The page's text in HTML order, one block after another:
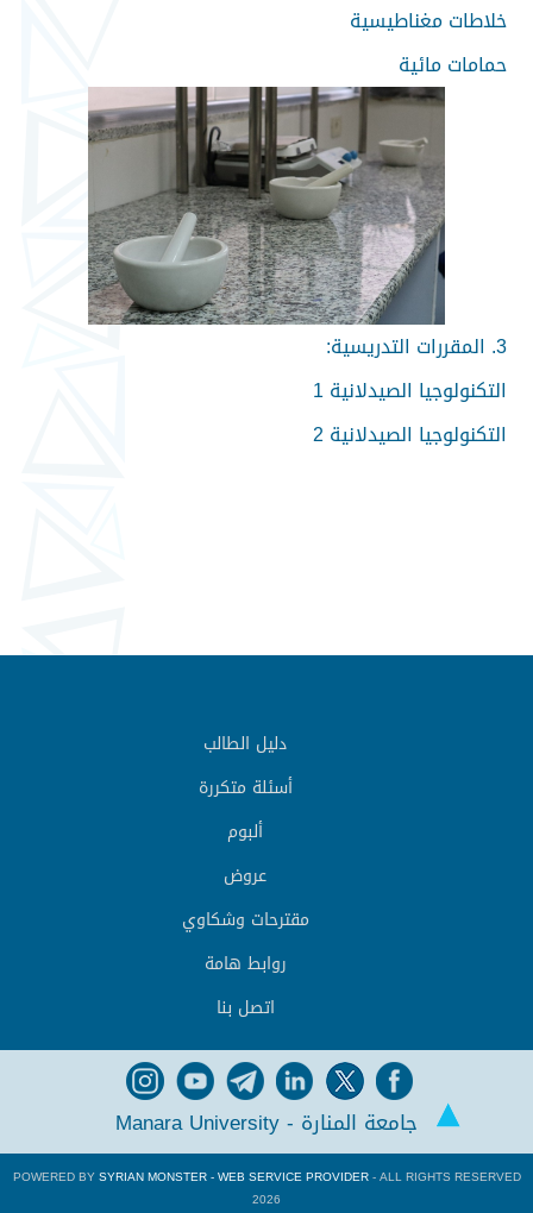
خلاطات مغناطيسية
حمامات مائية
3. المقررات التدريسية:
التكنولوجيا الصيدلانية 1
التكنولوجيا الصيدلانية 2
دليل الطالب
أسئلة متكررة
ألبوم
عروض
مقترحات وشكاوي
روابط هامة
اتصل بنا
جامعة المنارة - Manara University
POWERED BYSYRIAN MONSTER - WEB SERVICE PROVIDER- ALL RIGHTS RESERVED
2026